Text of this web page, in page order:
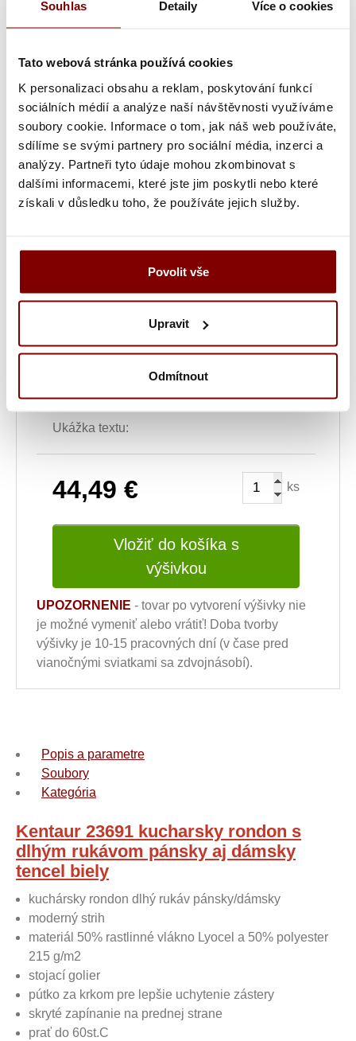
Souhlas Detaily Více o cookies
Tato webová stránka používá cookies
K personalizaci obsahu a reklam, poskytování funkcí
sociálních médií a analýze naší návštěvnosti využíváme
soubory cookie. Informace o tom, jak náš web používáte,
sdílíme se svými partnery pro sociální média, inzerci a
analýzy. Partneři tyto údaje mohou zkombinovat s
dalšími informacemi, které jste jim poskytli nebo které
získali v důsledku toho, že používáte jejich služby.
Povolit vše
Upravit
Odmítnout
Šírka nápisu alebo loga
Text výšivky
Poznámka k výšivke
Vyšitie loga + 5.10€
Vyšití textu + 5.10€
Vyšitie loga a textu (bez grafickej úpravy) +
Ukážka textu:
44,49 € ks
Vložiť do košíka s
výšivkou
UPOZORNENIE - tovar po vytvorení výšivky nie
je možné vymeniť alebo vrátiť! Doba tvorby
výšivky je 10-15 pracovných dní (v čase pred
vianočnými sviatkami sa zdvojnásobí).
Popis a parametre
Soubory
Kategória
Kentaur 23691 kucharsky rondon s
dlhým rukávom pánsky aj dámsky
tencel biely
kuchársky rondon dlhý rukáv pánsky/dámsky
moderný strih
materiál 50% rastlinné vlákno Lyocel a 50% polyester
215 g/m2
stojací golier
pútko za krkom pre lepšie uchytenie zástery
skryté zapínanie na prednej strane
prať do 60st.C